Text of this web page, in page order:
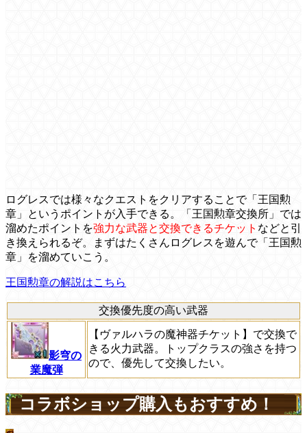
ログレスでは様々なクエストをクリアすることで「王国勲
章」というポイントが入手できる。「王国勲章交換所」では
溜めたポイントを強力な武器と交換できるチケット などと引
き換えられるぞ。まずはたくさんログレスを遊んで「王国勲
章」を溜めていこう。
王国勲章の解説はこちら
交換優先度の高い武器
影穹の
業魔弾
【ヴァルハラの魔神器チケット】で交換で
きる火力武器。トップクラスの強さを持つ
ので、優先して交換したい。
コラボショップ購入もおすすめ！